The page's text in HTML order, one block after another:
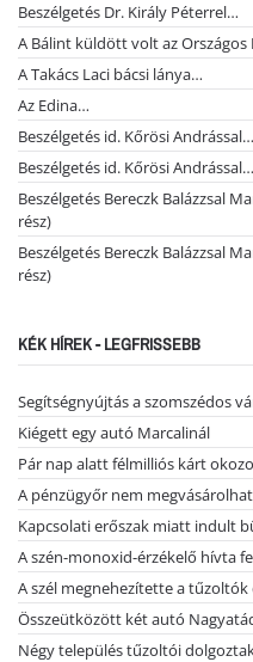
Beszélgetés Dr. Király Péterrel…
A Bálint küldött volt az
A Takács Laci bácsi lánya…
Az Edina…
Beszélgetés id. Kőrösi
Beszélgetés id. Kőrösi Andrással…
Beszélgetés Bereczk Balázzsal
rész)
Beszélgetés Bereczk Balázzsal
rész)
KÉK HÍREK - LEGFRISSEBB
Segítségnyújtás a szomszédos
Kiégett egy autó Marcalinál
Pár nap alatt félmilliós kárt
A pénzügyőr nem
Kapcsolati erőszak miatt indult
A szén-monoxid-érzékelő hívta
A szél megnehezítette a
Összeütközött két autó
Négy település tűzoltói